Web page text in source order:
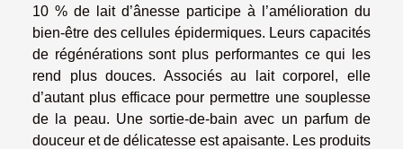
10 % de lait d’ânesse participe à l’amélioration du
bien-être des cellules épidermiques. Leurs capacités
de régénérations sont plus performantes ce qui les
rend plus douces. Associés au lait corporel, elle
d’autant plus efficace pour permettre une souplesse
de la peau. Une sortie-de-bain avec un parfum de
douceur et de délicatesse est apaisante. Les produits